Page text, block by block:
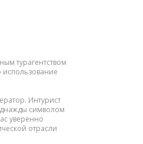
турагентством
Интурист
символом
уверенно
отрасли